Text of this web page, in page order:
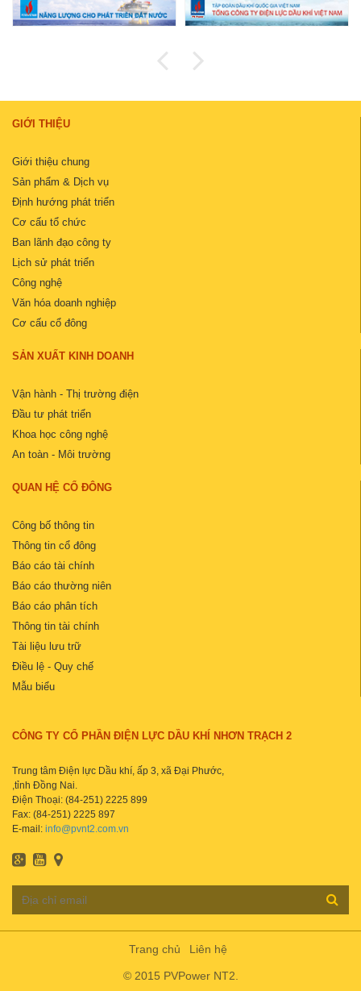
GIỚI THIỆU
Giới thiệu chung
Sản phẩm & Dịch vụ
Định hướng phát triển
Cơ cấu tổ chức
Ban lãnh đạo công ty
Lịch sử phát triển
Công nghệ
Văn hóa doanh nghiệp
Cơ cấu cổ đông
SẢN XUẤT KINH DOANH
Vận hành - Thị trường điện
Đầu tư phát triển
Khoa học công nghệ
An toàn - Môi trường
QUAN HỆ CỔ ĐÔNG
Công bố thông tin
Thông tin cổ đông
Báo cáo tài chính
Báo cáo thường niên
Báo cáo phân tích
Thông tin tài chính
Tài liệu lưu trữ
Điều lệ - Quy chế
Mẫu biểu
CÔNG TY CỔ PHẦN ĐIỆN LỰC DẦU KHÍ NHƠN TRẠCH 2
Trung tâm Điện lực Dầu khí, ấp 3, xã Đại Phước,
,tỉnh Đồng Nai.
Điện Thoại: (84-251) 2225 899
Fax: (84-251) 2225 897
E-mail: info@pvnt2.com.vn
Trang chủ Liên hệ
© 2015 PVPower NT2.